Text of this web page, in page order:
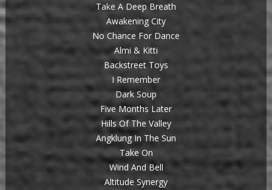
Take A Deep Breath
Awakening City
No Chance For Dance
Almi & Kitti
Backstreet Toys
I Remember
Dark Soup
Five Months Later
Hills Of The Valley
Angklung In The Sun
Take On
Wind And Bell
Altitude Synergy